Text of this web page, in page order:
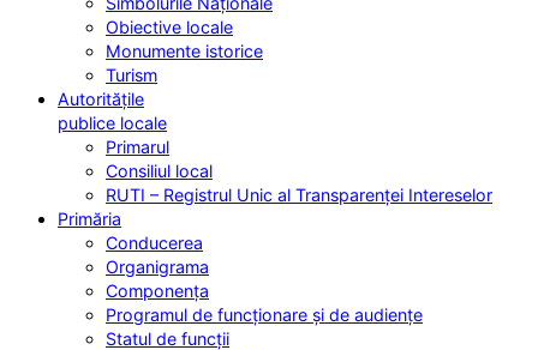
Obiective locale
Monumente istorice
Turism
Autoritățile
publice locale
Primarul
Consiliul local
RUTI – Registrul Unic al Transparenței Intereselor
Primăria
Conducerea
Organigrama
Componența
Programul de funcționare și de audiențe
Statul de funcții